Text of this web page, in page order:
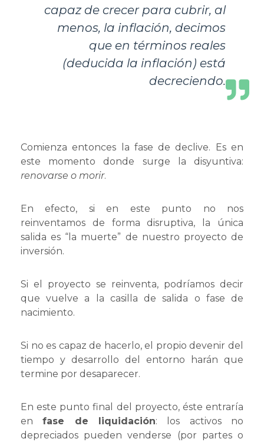
capaz de crecer para cubrir, al
menos, la inflación, decimos
que en términos reales
(deducida la inflación) está
decreciendo.
Comienza entonces la fase de declive. Es en
este momento donde surge la disyuntiva:
renovarse o morir.
En efecto, si en este punto no nos
reinventamos de forma disruptiva, la única
salida es “la muerte” de nuestro proyecto de
inversión.
Si el proyecto se reinventa, podríamos decir
que vuelve a la casilla de salida o fase de
nacimiento.
Si no es capaz de hacerlo, el propio devenir del
tiempo y desarrollo del entorno harán que
termine por desaparecer.
En este punto final del proyecto, éste entraría
enfase de liquidación: los activos no
depreciados pueden venderse (por partes o